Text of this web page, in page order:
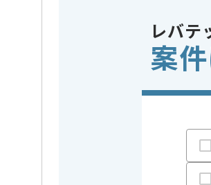
※上記に
この案件で扱う技術 フレー
クラウ
担当領
特徴
レバテ
案